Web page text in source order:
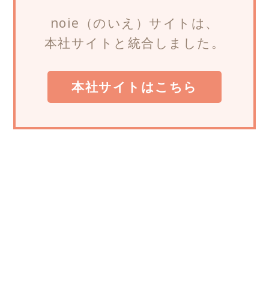
noie（のいえ）サイトは、
本社サイトと統合しました。
本社サイトはこちら